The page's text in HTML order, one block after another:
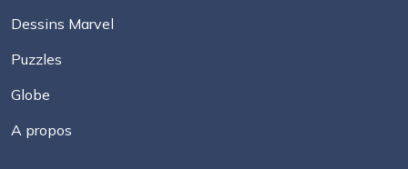
Dessins Marvel
Puzzles
Globe
A propos